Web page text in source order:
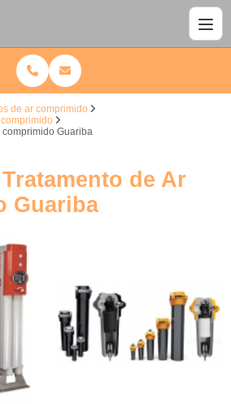
de ar comprimido
Guariba
de Ar
Guariba